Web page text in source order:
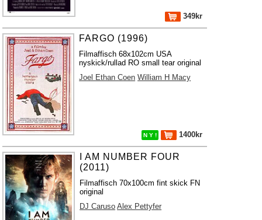
349kr
FARGO (1996)
Filmaffisch 68x102cm USA
nyskick/rullad RO small tear original
Joel Ethan Coen William H Macy
N Y ! 1400kr
I AM NUMBER FOUR
(2011)
Filmaffisch 70x100cm fint skick FN
original
DJ Caruso Alex Pettyfer